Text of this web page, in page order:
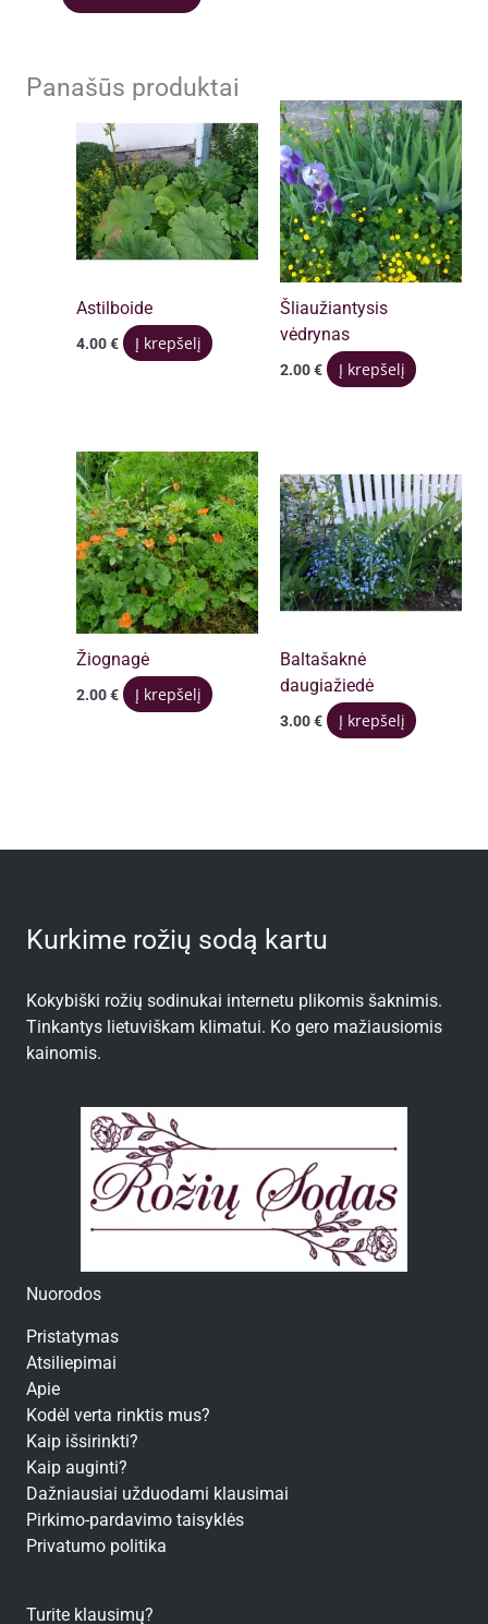
Panašūs produktai
Astilboide
4.00€ Į krepšelį
Šliaužiantysis
vėdrynas
2.00€ Į krepšelį
Žiognagė
2.00€ Į krepšelį
Baltašaknė
daugiažiedė
3.00€ Į krepšelį
Kurkime rožių sodą kartu
Kokybiški rožių sodinukai internetu plikomis šaknimis.
Tinkantys lietuviškam klimatui. Ko gero mažiausiomis
kainomis.
Nuorodos
Pristatymas
Atsiliepimai
Apie
Kodėl verta rinktis mus?
Kaip išsirinkti?
Kaip auginti?
Dažniausiai užduodami klausimai
Pirkimo-pardavimo taisyklės
Privatumo politika
Turite klausimų?